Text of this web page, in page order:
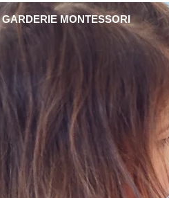
GARDERIE MONTESSORI